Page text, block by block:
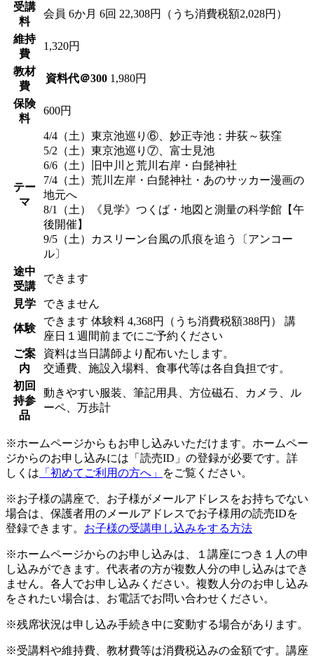
受講
料
会員 6か月 6回 22,308円（うち消費税額2,028円）
維持
費
1,320円
教材
費
資料代＠300 1,980円
保険
料
600円
テー
マ
4/4（土）東京池巡り⑥、妙正寺池：井荻～荻窪
5/2（土）東京池巡り⑦、富士見池
6/6（土）旧中川と荒川右岸・白髭神社
7/4（土）荒川左岸・白髭神社・あのサッカー漫画の
地元へ
8/1（土）《見学》つくば・地図と測量の科学館【午
後開催】
9/5（土）カスリーン台風の爪痕を追う〔アンコー
ル〕
途中
受講
できます
見学 できません
体験
できます 体験料 4,368円（うち消費税額388円） 講
座日１週間前までにご予約ください
ご案
内
資料は当日講師より配布いたします。
交通費、施設入場料、食事代等は各自負担です。
初回
持参
品
動きやすい服装、筆記用具、方位磁石、カメラ、ル
ーペ、万歩計
※ホームページからもお申し込みいただけます。ホームペー
ジからのお申し込みには「読売ID」の登録が必要です。詳
しくは 「初めてご利用の方へ」 をご覧ください。
※お子様の講座で、お子様がメールアドレスをお持ちでない
場合は、保護者用のメールアドレスでお子様用の読売IDを
登録できます。 お子様の受講申し込みをする方法
※ホームページからのお申し込みは、１講座につき１人の申
し込みができます。代表者の方が複数人分の申し込みはでき
ません。各人でお申し込みください。複数人分のお申し込み
をされたい場合は、お電話でお問い合わせください。
※残席状況は申し込み手続き中に変動する場合があります。
※受講料や維持費、教材費等は消費税込みの金額です。講座